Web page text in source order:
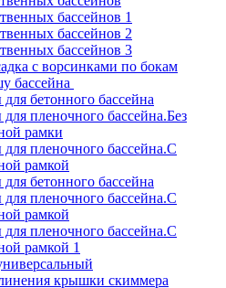
бассейнов 1
бассейнов 2
бассейнов 3
с ворсинками по бокам
бассейна
бетонного бассейна
пленочного бассейна.Без
рамки
пленочного бассейна.С
рамкой
бетонного бассейна
пленочного бассейна.С
рамкой
пленочного бассейна.С
рамкой 1
крышки скиммера